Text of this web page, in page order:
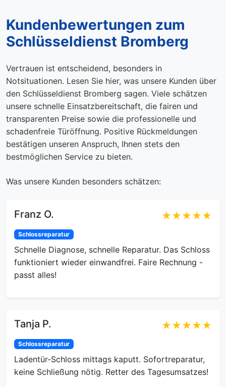
Kundenbewertungen zum
Schlüsseldienst Bromberg
Vertrauen ist entscheidend, besonders in
Notsituationen. Lesen Sie hier, was unsere Kunden über
den Schlüsseldienst Bromberg sagen. Viele schätzen
unsere schnelle Einsatzbereitschaft, die fairen und
transparenten Preise sowie die professionelle und
schadenfreie Türöffnung. Positive Rückmeldungen
bestätigen unseren Anspruch, Ihnen stets den
bestmöglichen Service zu bieten.
Was unsere Kunden besonders schätzen:
Franz O. ★★★★★
Schlossreparatur
Schnelle Diagnose, schnelle Reparatur. Das Schloss
funktioniert wieder einwandfrei. Faire Rechnung -
passt alles!
Tanja P. ★★★★★
Schlossreparatur
Ladentür-Schloss mittags kaputt. Sofortreparatur,
keine Schließung nötig. Retter des Tagesumsatzes!